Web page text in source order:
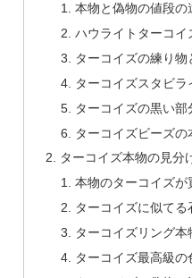
本物と偽物の値段の
ハウライトターコイ
ターコイズの練り物
ターコイズスタビ
ターコイズの黒い部
ターコイズビーズ
ターコイズ本物の見分
本物のターコイズが
ターコイズに似てる
ターコイズリング本
ターコイズ最高級の